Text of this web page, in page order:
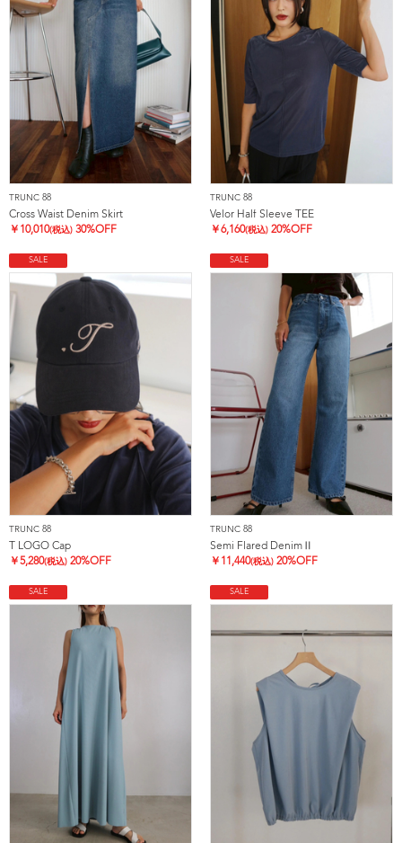
TRUNC 88
Cross Waist Denim Skirt
￥ 10,010(税込) 30%OFF
TRUNC 88
Velor Half Sleeve TEE
￥6,160(税込) 20%OFF
SALE
TRUNC 88
T LOGO Cap
￥5,280(税込) 20%OFF
SALE
TRUNC 88
Semi Flared DenimⅡ
￥ 11,440(税込) 20%OFF
SALE SALE